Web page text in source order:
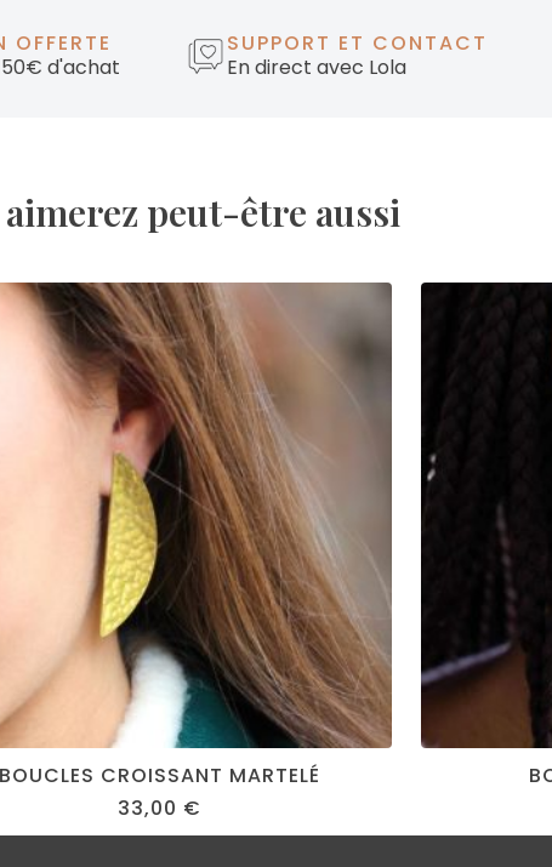
OFFERTE
d'achat
SUPPORT ET CONTACT
En direct avec Lola
aimerez peut-être aussi
BOUCLES CROISSANT MARTELÉ
33,00 €